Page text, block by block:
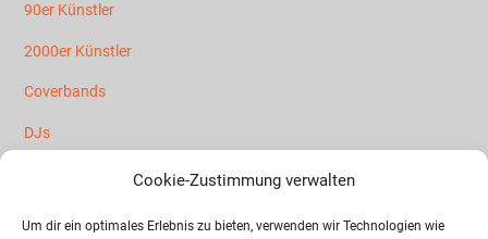
Cookie-Zustimmung verwalten
Um dir ein optimales Erlebnis zu bieten, verwenden wir Technologien wie
90er Künstler
2000er Künstler
Coverbands
DJs
Mallorca Künstler